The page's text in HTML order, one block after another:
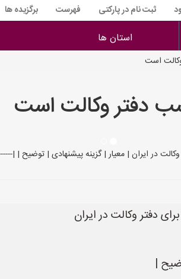
ثبت نام در پارکتی فهرست برگزیده ها
استان ها
است
دفتر وکالت است
در ایران | معیار | گزینه پیشنهادی |
دفتر وکالت در ایران
|